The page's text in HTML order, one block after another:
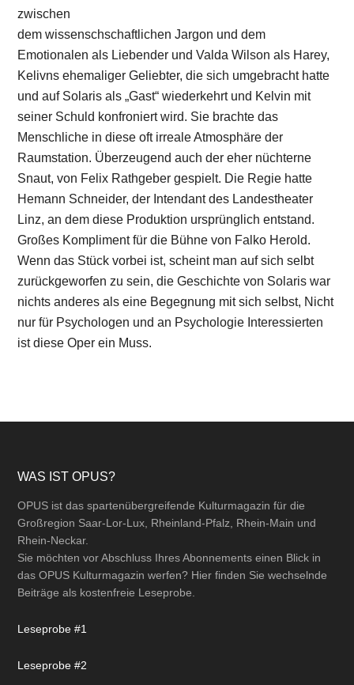
zwischen
dem wissenschschaftlichen Jargon und dem
Emotionalen als Liebender und Valda Wilson als Harey,
Kelivns ehemaliger Geliebter, die sich umgebracht hatte
und auf Solaris als „Gast“ wiederkehrt und Kelvin mit
seiner Schuld konfroniert wird. Sie brachte das
Menschliche in diese oft irreale Atmosphäre der
Raumstation. Überzeugend auch der eher nüchterne
Snaut, von Felix Rathgeber gespielt. Die Regie hatte
Hemann Schneider, der Intendant des Landestheater
Linz, an dem diese Produktion ursprünglich entstand.
Großes Kompliment für die Bühne von Falko Herold.
Wenn das Stück vorbei ist, scheint man auf sich selbt
zurückgeworfen zu sein, die Geschichte von Solaris war
nichts anderes als eine Begegnung mit sich selbst, Nicht
nur für Psychologen und an Psychologie Interessierten
ist diese Oper ein Muss.
Footer
WAS IST OPUS?
OPUS ist das spartenübergreifende Kulturmagazin für die
Großregion Saar-Lor-Lux, Rheinland-Pfalz, Rhein-Main und
Rhein-Neckar.
Sie möchten vor Abschluss Ihres Abonnements einen Blick in
das OPUS Kulturmagazin werfen? Hier finden Sie wechselnde
Beiträge als kostenfreie Leseprobe.
Leseprobe #1
Leseprobe #2